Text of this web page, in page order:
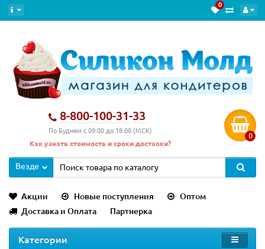
0
8-800-100-31-33
По Будням с 09:00 до 18:00 (МСК)
Как узнать стоимость и сроки доставки?
0
Везде
Акции Новые поступления
Оптом
Доставка и Оплата
Партнерка
Категории